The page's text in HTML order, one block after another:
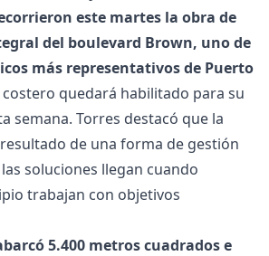
este martes la obra de
del boulevard Brown, uno de
más representativos de Puerto
costero quedará habilitado para su
semana. Torres destacó que la
de una forma de gestión
soluciones llegan cuando
trabajan con objetivos
5.400 metros cuadrados e